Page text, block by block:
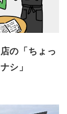
の「ちょっ
シ」